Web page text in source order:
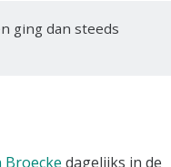
ging dan steeds
Broecke dagelijks in de